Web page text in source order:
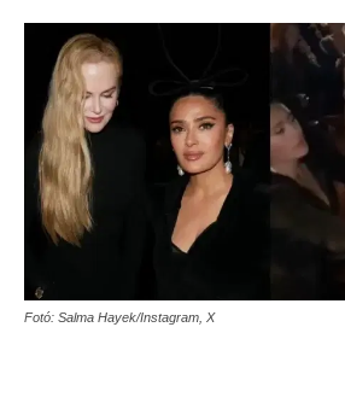
Fotó: Salma Hayek/Instagram, X